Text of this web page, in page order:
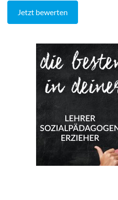
Jetzt bewerten